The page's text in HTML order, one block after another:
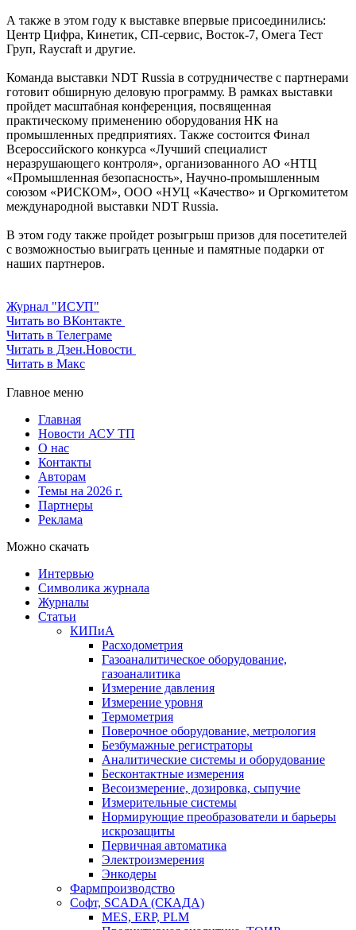
А также в этом году к выставке впервые присоединились:
Центр Цифра, Кинетик, СП-сервис, Восток-7, Омега Тест
Груп, Raycraft и другие.
Команда выставки NDT Russia в сотрудничестве с партнерами
готовит обширную деловую программу. В рамках выставки
пройдет масштабная конференция, посвященная
практическому применению оборудования НК на
промышленных предприятиях. Также состоится Финал
Всероссийского конкурса «Лучший специалист
неразрушающего контроля», организованного АО «НТЦ
«Промышленная безопасность», Научно-промышленным
союзом «РИСКОМ», ООО «НУЦ «Качество» и Оргкомитетом
международной выставки NDT Russia.
В этом году также пройдет розыгрыш призов для посетителей
с возможностью выиграть ценные и памятные подарки от
наших партнеров.
Журнал "ИСУП"
Читать во ВКонтакте
Читать в Телеграме
Читать в Дзен.Новости
Читать в Макс
Главное меню
Главная
Новости АСУ ТП
О нас
Контакты
Авторам
Темы на 2026 г.
Партнеры
Реклама
Можно скачать
Интервью
Символика журнала
Журналы
Статьи
КИПиА
Расходометрия
Газоаналитическое оборудование,
газоаналитика
Измерение давления
Измерение уровня
Термометрия
Поверочное оборудование, метрология
Безбумажные регистраторы
Аналитические системы и оборудование
Бесконтактные измерения
Весоизмерение, дозировка, сыпучие
Измерительные системы
Нормирующие преобразователи и барьеры
искрозащиты
Первичная автоматика
Электроизмерения
Энкодеры
Фармпроизводство
Софт, SCADA (СКАДА)
MES, ERP, PLM